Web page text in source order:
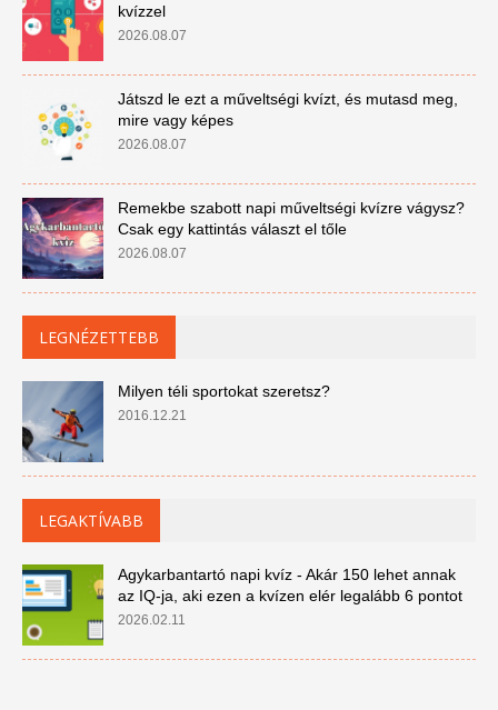
kvízzel
2026.08.07
Játszd le ezt a műveltségi kvízt, és mutasd meg,
mire vagy képes
2026.08.07
Remekbe szabott napi műveltségi kvízre vágysz?
Csak egy kattintás választ el tőle
2026.08.07
LEGNÉZETTEBB
Milyen téli sportokat szeretsz?
2016.12.21
LEGAKTÍVABB
Agykarbantartó napi kvíz - Akár 150 lehet annak
az IQ-ja, aki ezen a kvízen elér legalább 6 pontot
2026.02.11